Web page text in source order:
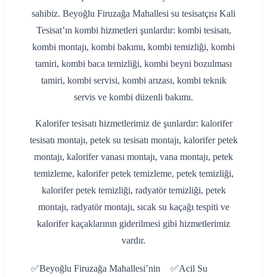
sahibiz. Beyoğlu Firuzağa Mahallesi su tesisatçısı Kali
Tesisat’ın kombi hizmetleri şunlardır: kombi tesisatı,
kombi montajı, kombi bakımı, kombi temizliği, kombi
tamiri, kombi baca temizliği, kombi beyni bozulması
tamiri, kombi servisi, kombi arızası, kombi teknik
servis ve kombi düzenli bakımı.
Kalorifer tesisatı hizmetlerimiz de şunlardır: kalorifer
tesisatı montajı, petek su tesisatı montajı, kalorifer petek
montajı, kalorifer vanası montajı, vana montajı, petek
temizleme, kalorifer petek temizleme, petek temizliği,
kalorifer petek temizliği, radyatör temizliği, petek
montajı, radyatör montajı, sıcak su kaçağı tespiti ve
kalorifer kaçaklarının giderilmesi gibi hizmetlerimiz
vardır.
✅Beyoğlu Firuzağa Mahallesi’nin
✅Acil Su